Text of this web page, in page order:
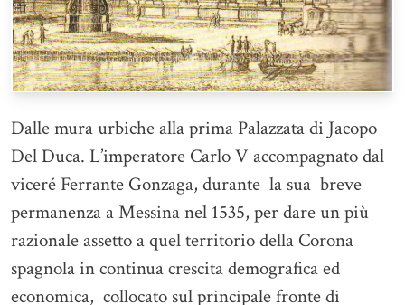
Dalle mura urbiche alla prima Palazzata di Jacopo
Del Duca. L’imperatore Carlo V accompagnato dal
viceré Ferrante Gonzaga, durante la sua breve
permanenza a Messina nel 1535, per dare un più
razionale assetto a quel territorio della Corona
spagnola in continua crescita demografica ed
economica, collocato sul principale fronte di